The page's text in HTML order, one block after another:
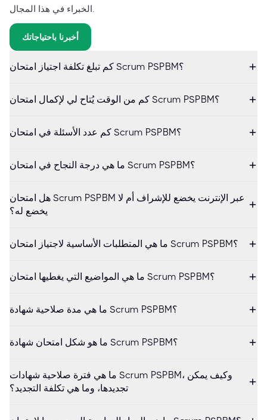
الخبراء في هذا المجال.
أخبرنا باحتياجاتك
كم تبلغ تكلفة اجتياز امتحان Scrum PSPBM؟
كم من الوقت يُتاح لي لإكمال امتحان Scrum PSPBM؟
كم عدد الأسئلة في امتحان Scrum PSPBM؟
ما هي درجة النجاح في امتحان Scrum PSPBM؟
هل امتحان Scrum PSPBM عبر الإنترنت يخضع للإشراف أم لا
يخضع له؟
ما هي المتطلبات الأساسية لاجتياز امتحان Scrum PSPBM؟
ما هي المواضيع التي يغطيها امتحان Scrum PSPBM؟
ما هي مدة صلاحية شهادة Scrum PSPBM؟
ما هو شكل امتحان شهادة Scrum PSPBM؟
ما هي فترة صلاحية شهادات Scrum PSPBM، وكيف يمكن
تجديدها، وما هي تكلفة التجديد؟